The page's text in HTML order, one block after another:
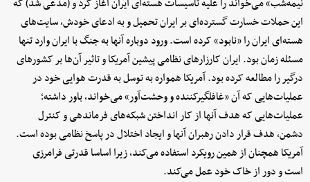
نیمه‌شب» می‌خواند را علیه تاسیسات هسته‌ای ایران آغاز کرد و (مدعی شد) که
این حملات خسارت گسترده‌ای بر ایران تحمیل و به ادعای خودش، سایت‌های
هسته‌ای ایران را «نابود» کرده است. ورود دوباره آنها به جنگ با ایران وارد تنها
مسئله زمان بود. ایران کارزارهای نظامی پیشین آمریکا و تاثیر آن‌ها بر کشورهای
درگیر را مطالعه کرده بود. آمریکا همواره به توسل به قدرت هوایی خود در
عملیات‌هایی که آن «غافلگیرکننده و وحشت‌آور» می‌خواند، باور داشته؛
عملیات‌هایی که هدف آنها از کار انداختن شبکه‌های فرماندهی و کنترل
دشمن، هدف قرار دادن رهبران آنها و ایجاد اختلال در پاسخ نظامی بوده است.
آمریکا همچنان از همین رویکرد استفاده می‌کند، زیرا اساسا قدرتی فرامرزی
است و دور از خاک خود عمل می‌کند.